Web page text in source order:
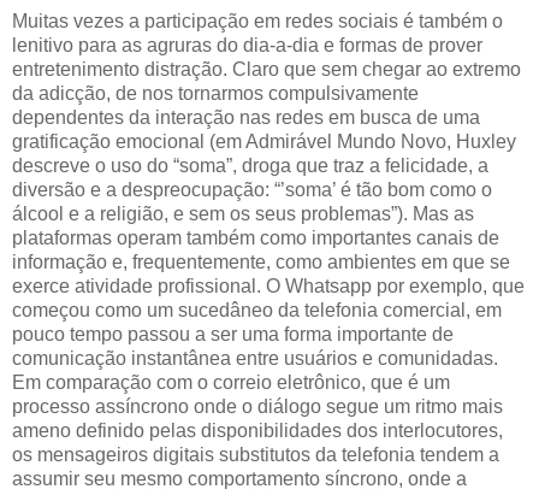
Muitas vezes a participação em redes sociais é também o
lenitivo para as agruras do dia-a-dia e formas de prover
entretenimento distração. Claro que sem chegar ao extremo
da adicção, de nos tornarmos compulsivamente
dependentes da interação nas redes em busca de uma
gratificação emocional (em Admirável Mundo Novo, Huxley
descreve o uso do “soma”, droga que traz a felicidade, a
diversão e a despreocupação: “’soma’ é tão bom como o
álcool e a religião, e sem os seus problemas”). Mas as
plataformas operam também como importantes canais de
informação e, frequentemente, como ambientes em que se
exerce atividade profissional. O Whatsapp por exemplo, que
começou como um sucedâneo da telefonia comercial, em
pouco tempo passou a ser uma forma importante de
comunicação instantânea entre usuários e comunidadas.
Em comparação com o correio eletrônico, que é um
processo assíncrono onde o diálogo segue um ritmo mais
ameno definido pelas disponibilidades dos interlocutores,
os mensageiros digitais substitutos da telefonia tendem a
assumir seu mesmo comportamento síncrono, onde a